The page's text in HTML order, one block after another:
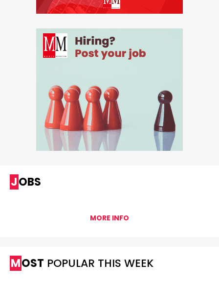
JOBS
MORE INFO
MOST POPULAR THIS WEEK